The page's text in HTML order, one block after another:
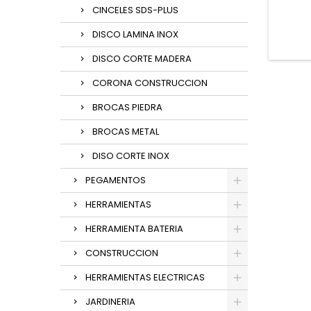
CINCELES SDS-PLUS
DISCO LAMINA INOX
DISCO CORTE MADERA
CORONA CONSTRUCCION
BROCAS PIEDRA
BROCAS METAL
DISO CORTE INOX
PEGAMENTOS
HERRAMIENTAS
HERRAMIENTA BATERIA
CONSTRUCCION
HERRAMIENTAS ELECTRICAS
JARDINERIA